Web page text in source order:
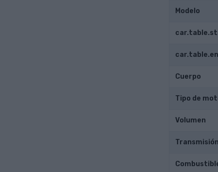
Modelo
Cuerpo
Tipo de
Volumen
Transmisión